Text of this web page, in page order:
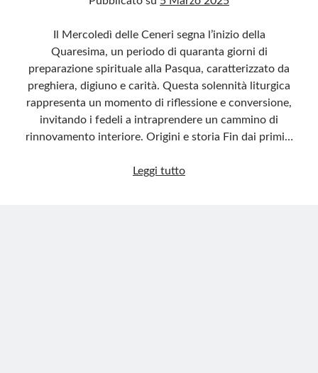
Il Mercoledì delle Ceneri segna l’inizio della
Quaresima, un periodo di quaranta giorni di
preparazione spirituale alla Pasqua, caratterizzato da
preghiera, digiuno e carità. Questa solennità liturgica
rappresenta un momento di riflessione e conversione,
invitando i fedeli a intraprendere un cammino di
rinnovamento interiore. Origini e storia Fin dai primi…
Leggi tuttoIl